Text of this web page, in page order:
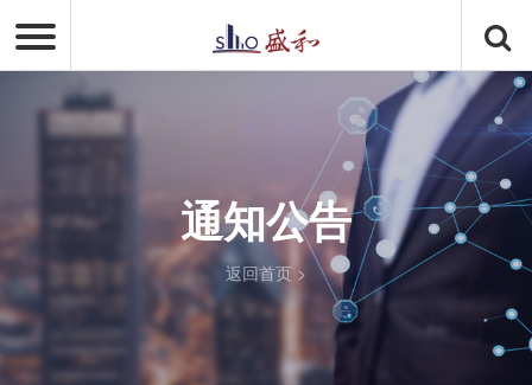
通知公告
返回首页 >